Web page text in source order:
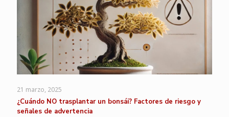
21 marzo, 2025
¿Cuándo NO trasplantar un bonsái? Factores de riesgo y
señales de advertencia